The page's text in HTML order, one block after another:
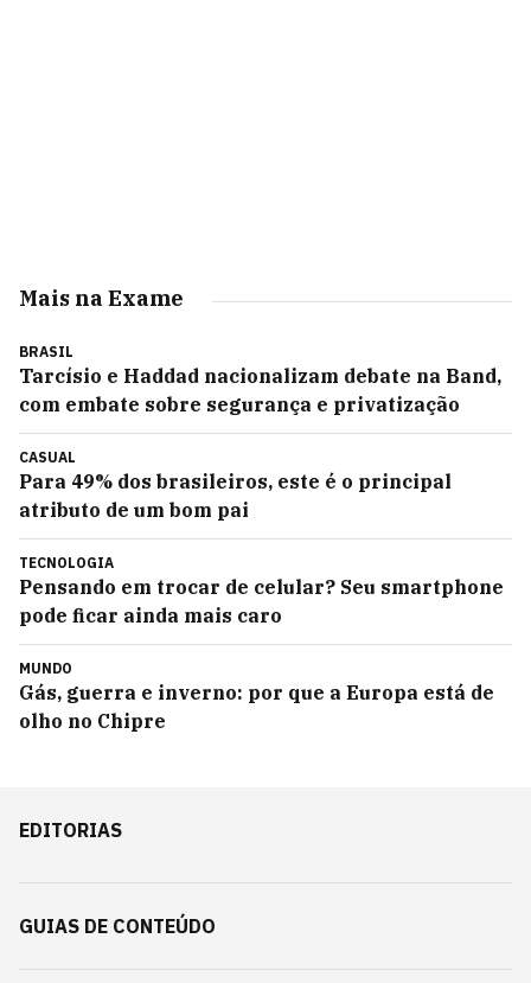
Mais na Exame
BRASIL
Tarcísio e Haddad nacionalizam debate na Band,
com embate sobre segurança e privatização
CASUAL
Para 49% dos brasileiros, este é o principal
atributo de um bom pai
TECNOLOGIA
Pensando em trocar de celular? Seu smartphone
pode ficar ainda mais caro
MUNDO
Gás, guerra e inverno: por que a Europa está de
olho no Chipre
EDITORIAS
GUIAS DE CONTEÚDO